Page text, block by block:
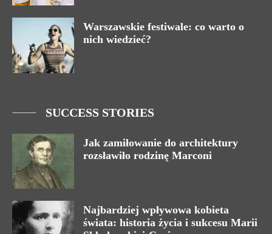
Warszawskie festiwale: co warto o
nich wiedzieć?
SUCCESS STORIES
Jak zamiłowanie do architektury
rozsławiło rodzinę Marconi
Najbardziej wpływowa kobieta
świata: historia życia i sukcesu Marii